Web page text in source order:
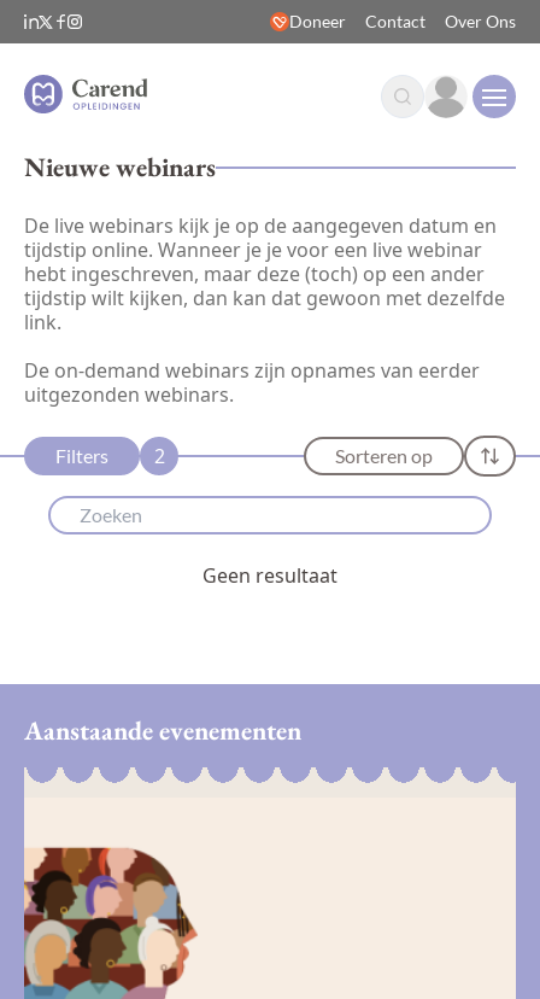
Doneer Contact Over Ons
Nieuwe webinars
De live webinars kijk je op de aangegeven datum en
tijdstip online. Wanneer je je voor een live webinar
hebt ingeschreven, maar deze (toch) op een ander
tijdstip wilt kijken, dan kan dat gewoon met dezelfde
link.
De on-demand webinars zijn opnames van eerder
uitgezonden webinars.
Filters 2 Sorteren op
Geen resultaat
Aanstaande evenementen